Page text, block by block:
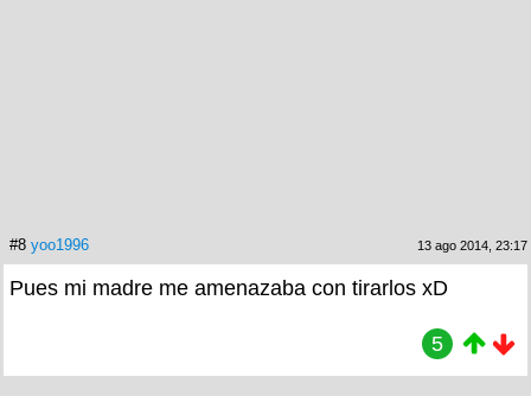
#8 yoo1996 13 ago 2014, 23:17
Pues mi madre me amenazaba con tirarlos xD
5